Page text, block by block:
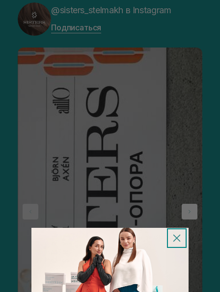
@sisters_stelmakh в Instagram
Подписаться